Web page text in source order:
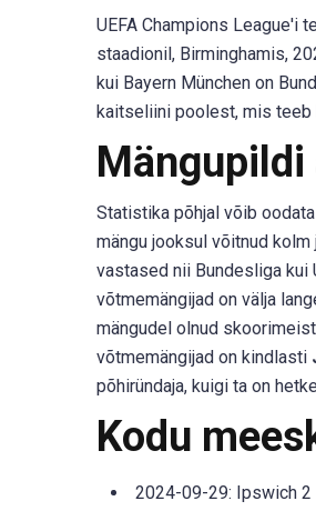
UEFA Champions League'i
staadionil, Birminghamis,
kui Bayern München on
kaitseliini poolest, mis teeb
Mängupildi
Statistika põhjal võib
mängu jooksul võitnud
vastased nii Bundesliga kui
võtmemängijad on välja
mängudel olnud
võtmemängijad on kindlasti
põhiründaja, kuigi ta on
Kodu
2024-09-29: Ipswich 2